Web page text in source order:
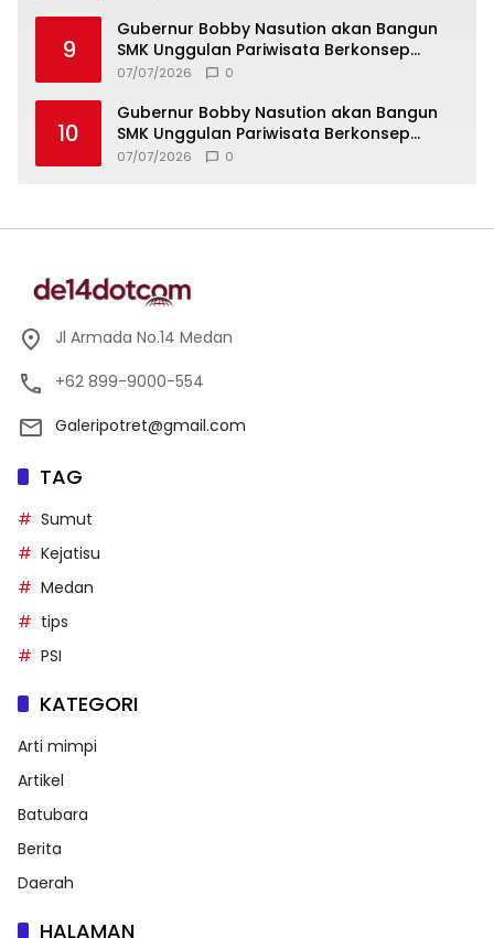
9
Gubernur Bobby Nasution akan Bangun
SMK Unggulan Pariwisata Berkonsep
Boarding School di Samosir
07/07/2026 0
10
Gubernur Bobby Nasution akan Bangun
SMK Unggulan Pariwisata Berkonsep
Boarding School di Samosir
07/07/2026 0
Jl Armada No.14 Medan
+62 899-9000-554
Galeripotret@gmail.com
TAG
Sumut
Kejatisu
Medan
tips
PSI
KATEGORI
Arti mimpi
Artikel
Batubara
Berita
Daerah
HALAMAN